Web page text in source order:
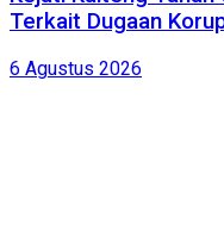
Terkait Dugaan
6 Agustus 2026